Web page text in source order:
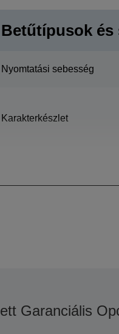
Betűtípusok
Nyomtatási sebesség
Karakterkészlet
Garanciális